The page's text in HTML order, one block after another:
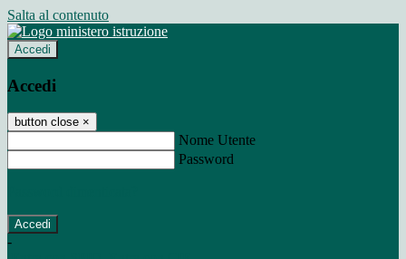
Salta al contenuto
Accedi
Accedi
button close ×
Nome Utente
Password
-